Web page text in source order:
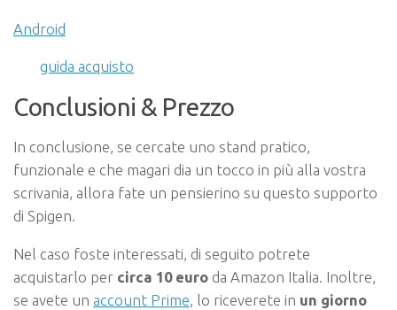
Android
guida acquisto
Conclusioni & Prezzo
In conclusione, se cercate uno stand pratico,
funzionale e che magari dia un tocco in più alla vostra
scrivania, allora fate un pensierino su questo supporto
di Spigen.
Nel caso foste interessati, di seguito potrete
acquistarlo per circa 10 euro da Amazon Italia. Inoltre,
se avete un account Prime, lo riceverete in un giorno